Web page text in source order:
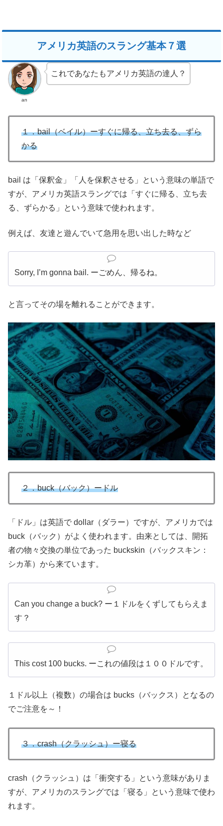
アメリカ英語のスラング基本７選
an
これであなたもアメリカ英語の達人？
１．bail（ベイル）ーすぐに帰る、立ち去る、ずら
かる
bail は「保釈金」「人を保釈させる」という意味の単語で
すが、アメリカ英語スラングでは「すぐに帰る、立ち去
る、ずらかる」という意味で使われます。
例えば、友達と遊んでいて急用を思い出した時など
Sorry, I’m gonna bail. ーごめん、帰るね。
と言ってその場を離れることができます。
２．buck（バック）ードル
「ドル」は英語で dollar（ダラー）ですが、アメリカでは
buck（バック）がよく使われます。由来としては、開拓
者の物々交換の単位であった buckskin（バックスキン：
シカ革）から来ています。
Can you change a buck? ー１ドルをくずしてもらえま
す？
This cost 100 bucks. ーこれの値段は１００ドルです。
１ドル以上（複数）の場合は bucks（バックス）となるの
でご注意を～！
３．crash（クラッシュ）ー寝る
crash（クラッシュ）は「衝突する」という意味がありま
すが、アメリカのスラングでは「寝る」という意味で使わ
れます。